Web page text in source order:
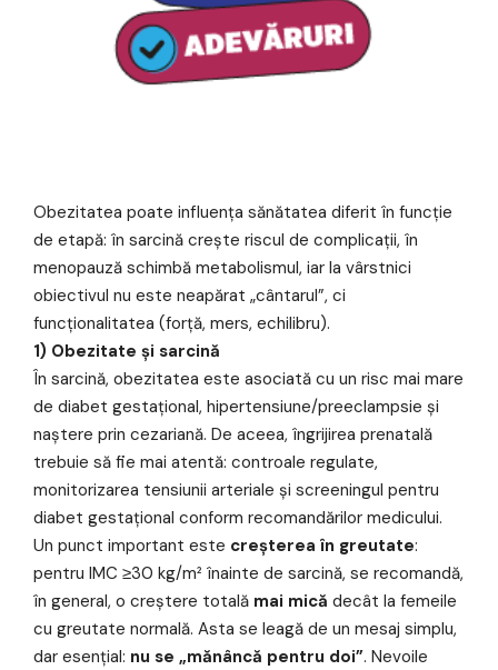
Obezitatea poate influența sănătatea diferit în funcție
de etapă: în sarcină crește riscul de complicații, în
menopauză schimbă metabolismul, iar la vârstnici
obiectivul nu este neapărat „cântarul”, ci
funcționalitatea (forță, mers, echilibru).
1) Obezitate și sarcină
În sarcină, obezitatea este asociată cu un risc mai mare
de diabet gestațional, hipertensiune/preeclampsie și
naștere prin cezariană. De aceea, îngrijirea prenatală
trebuie să fie mai atentă: controale regulate,
monitorizarea tensiunii arteriale și screeningul pentru
diabet gestațional conform recomandărilor medicului.
Un punct important este creșterea în greutate:
pentru IMC ≥30 kg/m² înainte de sarcină, se recomandă,
în general, o creștere totală mai mică decât la femeile
cu greutate normală. Asta se leagă de un mesaj simplu,
dar esențial: nu se „mănâncă pentru doi”. Nevoile